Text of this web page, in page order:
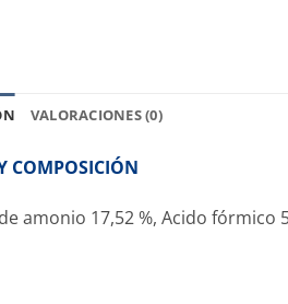
VALORACIONES (0)
COMPOSICIÓN
amonio 17,52 %, Acido fórmico